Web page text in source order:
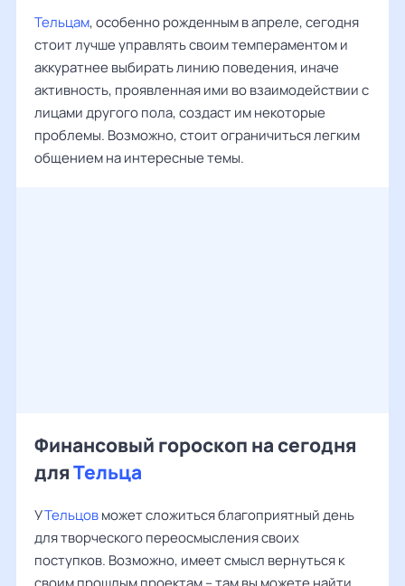
Тельцам, особенно рожденным в апреле, сегодня
стоит лучше управлять своим темпераментом и
аккуратнее выбирать линию поведения, иначе
активность, проявленная ими во взаимодействии с
лицами другого пола, создаст им некоторые
проблемы. Возможно, стоит ограничиться легким
общением на интересные темы.
Финансовый гороскоп на сегодня
дляТельца
УТельцовможет сложиться благоприятный день
для творческого переосмысления своих
поступков. Возможно, имеет смысл вернуться к